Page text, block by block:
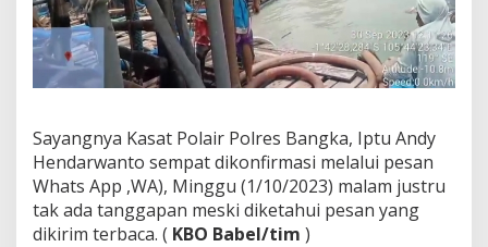
Sayangnya Kasat Polair Polres Bangka, Iptu Andy
Hendarwanto sempat dikonfirmasi melalui pesan
Whats App ,WA), Minggu (1/10/2023) malam justru
tak ada tanggapan meski diketahui pesan yang
dikirim terbaca. ( KBO Babel/tim )